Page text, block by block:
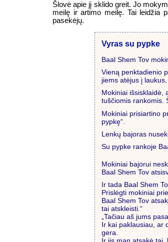
Šlovė apie jį sklido greit. Jo
meilę ir artimo meilę. Tai leidžia
pasekėjų.
Vyras su pypke
Baal Shem Tov
Vieną penktadienio
jiems atėjus į
Mokiniai išsisklaidė,
tuščiomis rankomis.
Mokiniai prisiartino
pypkę“.
Lenkų bajoras
Su pypke rankoje
Mokiniai bajorui
Baal Shem Tov
Ir tada Baal Shem
Prislėgti mokiniai
Baal Shem Tov
tai atskleisti.“
„Tačiau aš jums
Ir kai paklausiau, ar
gera.